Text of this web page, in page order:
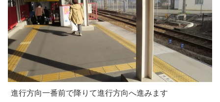
進行方向一番前で降りて進行方向へ進みます